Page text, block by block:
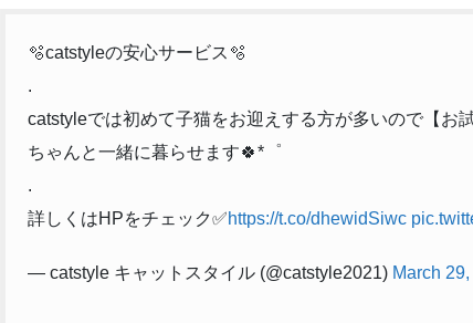
🫧catstyleの安心サービス🫧
.
catstyleでは初めて子猫をお迎えする方が多いので【お
ちゃんと一緒に暮らせます🍀*゜
.
詳しくはHPをチェック✅https://t.co/dhewidSiwc
— catstyle キャットスタイル (@catstyle2021) March